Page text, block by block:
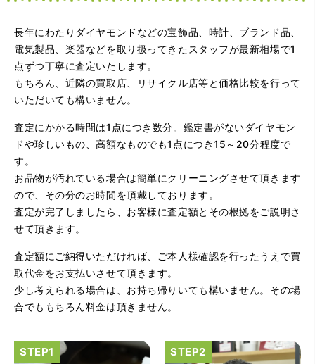
（大阪府大阪市）問い合わせから非常に分かり易く、安心
して利用できた。また、思ったよりも高額だったので助か
りました。
（大阪府大阪市）とてもプロな鑑定士さんがいて的確にア
なって頂いてありがとうございます! お店の雰囲気もやらし
さがなく、とても入ってゆっくりできる落ちついた敷居の
高いお店です。また鑑定士さんに会いたいです。
長年にわたりダイヤモンドなどの宝飾品、時計、ブランド品、
電気製品、楽器などを取り扱ってきたスタッフが最新相場で1
点ずつ丁寧に査定いたします。
もちろん、近隣の買取店、リサイクル店等と価格比較を行って
いただいても構いません。
査定にかかる時間は1点につき数分。鑑定書がないダイヤモン
ドや珍しいもの、高額なものでも1点につき15～20分程度で
す。
お品物が汚れている場合は簡単にクリーニングさせて頂きます
ので、その分のお時間を頂戴しております。
査定が完了しましたら、お客様に査定額とその根拠をご説明さ
せて頂きます。
査定額にご納得いただければ、ご本人様確認を行ったうえで買
取代金をお支払いさせて頂きます。
少し考えられる場合は、お持ち帰りいても構いません。その場
合でももちろん料金は頂きません。